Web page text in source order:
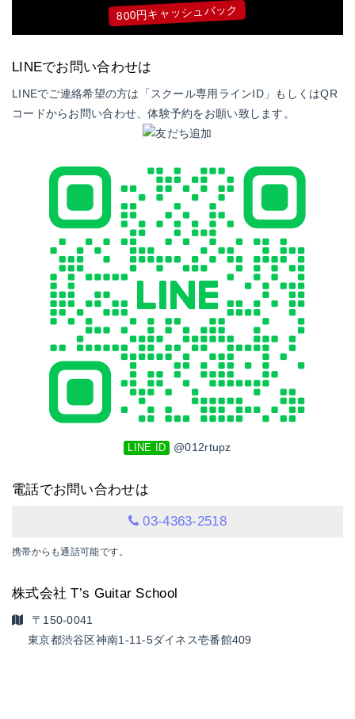
800円キャッシュバック
LINEでお問い合わせは
LINEでご連絡希望の方は「スクール専用ラインID」もしくはQR
コードからお問い合わせ、体験予約をお願い致します。
LINE ID @012rtupz
電話でお問い合わせは
03-4363-2518
携帯からも通話可能です。
株式会社 T’s Guitar School
〒150-0041
東京都渋谷区神南1-11-5ダイネス壱番館409